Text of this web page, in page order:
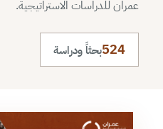
عمران للدراسات الاستراتيجية.
524بحثاً ودراسة